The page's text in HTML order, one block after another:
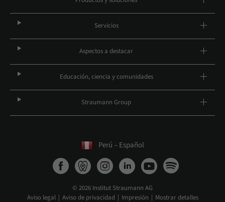
Servicios
Aspectos a destacar
Educación, ciencia y comunidades
Straumann Group
Perú – Español
© 2026 Institut Straumann AG
Aviso legal
Aviso de privacidad Impresión Mostrar detalles